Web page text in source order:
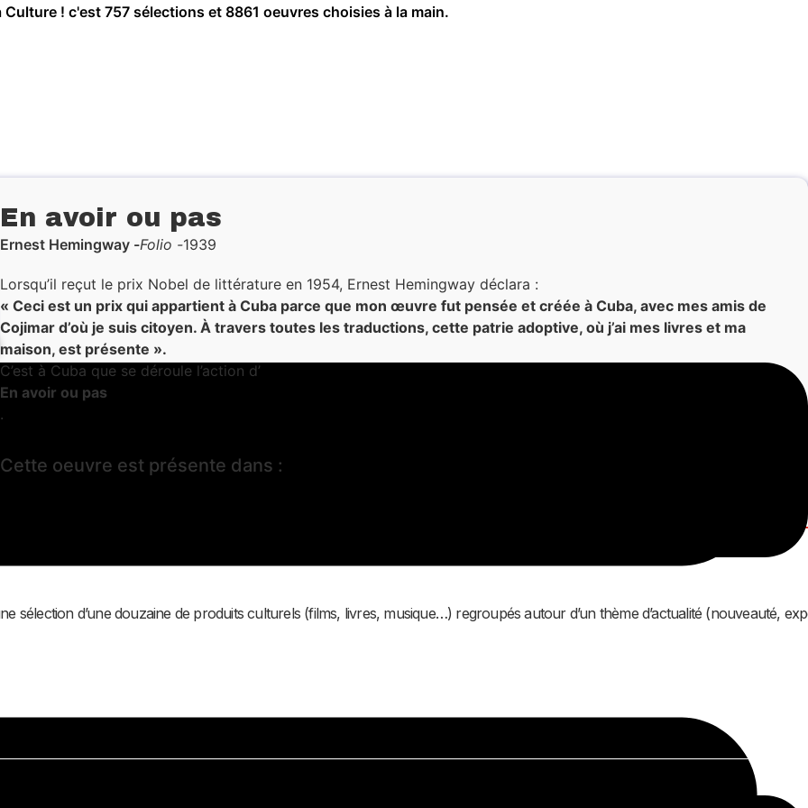
Culture ! c'est 757 sélections et 8861 oeuvres choisies à la main.
En avoir ou pas
Ernest Hemingway Folio 1939
Lorsqu’il reçut le prix Nobel de littérature en 1954, Ernest Hemingway déclara :
« Ceci est un prix qui appartient à Cuba parce que mon œuvre fut pensée et créée à Cuba, avec mes amis de
Cojimar d’où je suis citoyen. À travers toutes les traductions, cette patrie adoptive, où j’ai mes livres et ma
maison, est présente ».
C’est à Cuba que se déroule l’action d’
En avoir ou pas
.
Cette oeuvre est présente dans :
sélection d’une douzaine de produits culturels (films, livres, musique…) regroupés autour d’un thème d’actualité (nouveauté,